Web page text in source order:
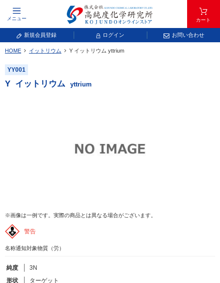
メニュー カート
新規会員登録 ログイン お問い合わせ
元素記号で検索する
元素周期表をタップすると、拡大表示されます。拡大した表から元素記号をタップ
し、一覧へ移動してください。
キーワードで検索する
フリーワードで検索
化学式で検索
HOME イットリウム Y イットリウム yttrium
YY001
Y イットリウム yttrium
※画像は一例です。実際の商品とは異なる場合がございます。
警告
名称通知対象物質（労）
純度
3N
形状
ターゲット